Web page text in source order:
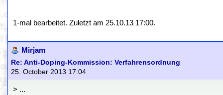
1-mal bearbeitet. Zuletzt am 25.10.13 17:00.
Mirjam
Re: Anti-Doping-Kommission: Verfahrensordnung
25. October 2013 17:04
> ...